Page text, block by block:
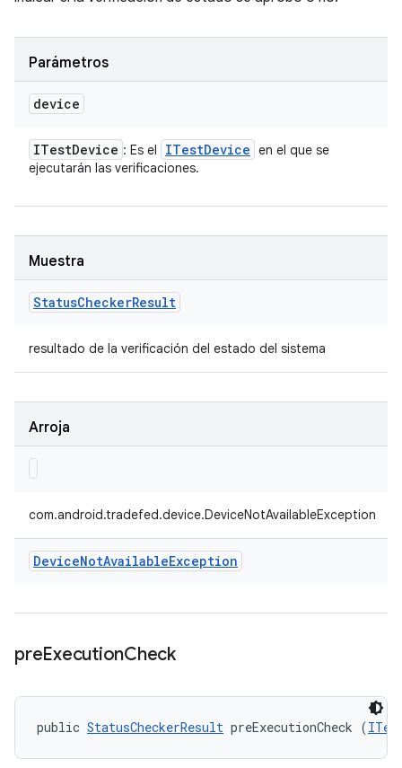
Parámetros
device
ITestDevice : Es el ITestDevice en el que se
ejecutarán las verificaciones.
Muestra
StatusCheckerResult
resultado de la verificación del estado del sistema
Arroja
com.android.tradefed.device.DeviceNotAvailableException
DeviceNotAvailableException
preExecutionCheck
public StatusCheckerResult preExecutionCheck (